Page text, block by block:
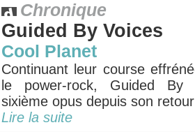
Chronique
Guided By Voices
Cool Planet
Continuant leur course
le power-rock, Guided By
sixième opus depuis son
Lire la suite